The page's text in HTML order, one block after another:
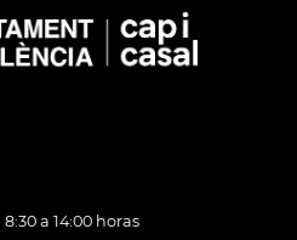
a 14:00 horas